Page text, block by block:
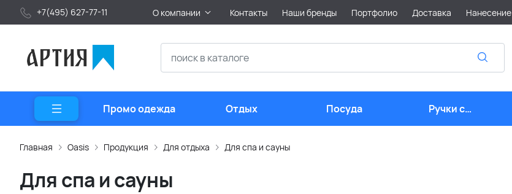
+7(495) 627-77-11 О компании Контакты Наши бренды Портфолио Доставка Нанесение
Промо одежда Отдых Посуда
Ручки с
логотипом
Главная Oasis Продукция Для отдыха Для спа и сауны
Для спа и сауны